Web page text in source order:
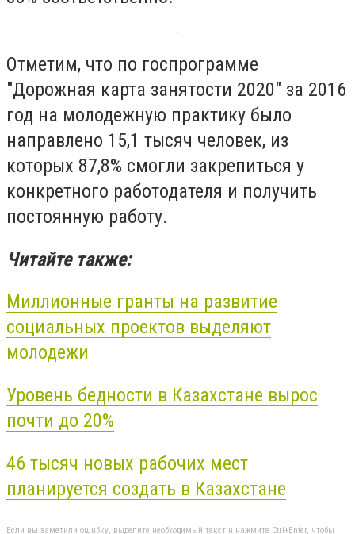
Отметим, что по госпрограмме
"Дорожная карта занятости 2020" за 2016
год на молодежную практику было
направлено 15,1 тысяч человек, из
которых 87,8% смогли закрепиться у
конкретного работодателя и получить
постоянную работу.
Читайте также:
Миллионные гранты на развитие
социальных проектов выделяют
молодежи
Уровень бедности в Казахстане вырос
почти до 20%
46 тысяч новых рабочих мест
планируется создать в Казахстане
Если вы заметили ошибку, выделите необходимый текст и нажмите Ctrl+Enter, чтобы